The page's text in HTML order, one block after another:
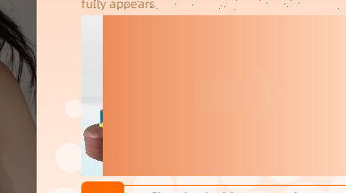
分销代发